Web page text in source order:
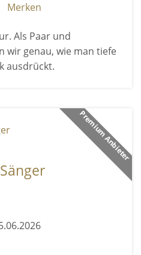
Merken
Als Paar und
wir genau, wie man tiefe
ausdrückt.
Premium Anbieter